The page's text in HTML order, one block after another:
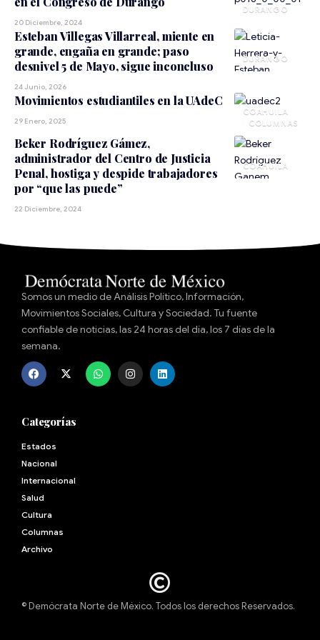
DURANGO
20 Diciembre, 2024
DURANGO
Esteban Villegas Villarreal, miente en
grande, engaña en grande; paso
desnivel 5 de Mayo, sigue inconcluso
24 Junio, 2026
COAHUILA
Movimientos estudiantiles en la UAdeC
29 Enero, 2025
COAHUILA
Beker Rodríguez Gámez,
administrador del Centro de Justicia
Penal, hostiga y despide trabajadores
por “que las puede”
22 Diciembre, 2024
Somos un medio de Análisis Político, Información,
Movimientos Sociales, Cultura y Sociedad. Tu fuente
confiable de noticias, las 24 horas del día, los 7 días de la
semana.
Categorías
Estados
Nacional
Internacional
Salud
Cultura
Archivo
© Demócrata Norte de México. Todos los derechos Reservados.